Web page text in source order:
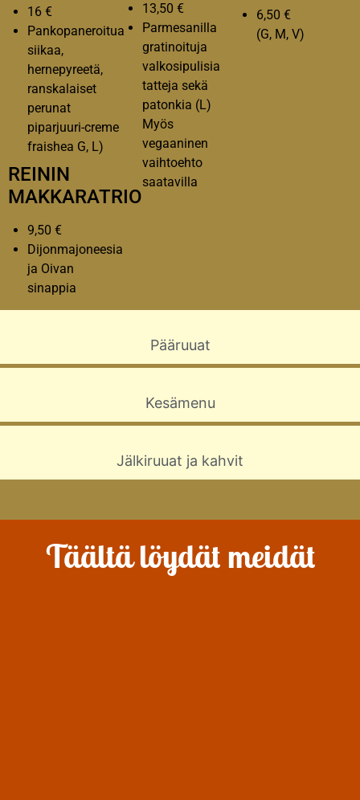
Pääruuat
Kesämenu
Jälkiruuat ja kahvit
16 €
Pankopaneroitua
siikaa,
hernepyreetä,
ranskalaiset
perunat
piparjuuri-creme
fraishea G, L)
REININ
MAKKARATRIO
9,50 €
Dijonmajoneesia
ja Oivan
sinappia
13,50 €
Parmesanilla
gratinoituja
valkosipulisia
tatteja sekä
patonkia (L)
Myös
vegaaninen
vaihtoehto
saatavilla
6,50 €
(G, M, V)
Täältä löydät meidät